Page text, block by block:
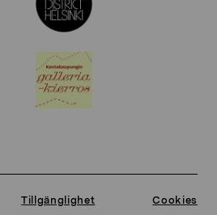
Tillgänglighet Cookies